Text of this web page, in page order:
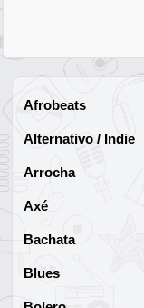
Afrobeats
Alternativo / Indie
Arrocha
Axé
Bachata
Blues